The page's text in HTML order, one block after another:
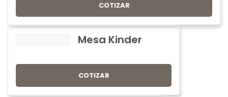
COTIZAR
Mesa Kinder
COTIZAR